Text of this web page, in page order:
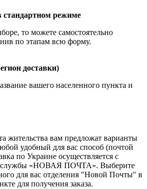
стандартном режиме
то можете самостоятельно
по этапам всю форму.
доставки)
вашего населенного пункта и
жительства вам предложат варианты
удобный для вас способ (почтой
по Украине осуществляется с
службы «НОВАЯ ПОЧТА». Выберите
для вас отделения "Новой Почты" в
для получения заказа.